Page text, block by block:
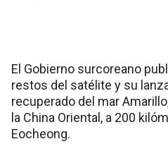
El Gobierno surcoreano
restos del satélite y su
recuperado del mar
la China Oriental, a 200
Eocheong.